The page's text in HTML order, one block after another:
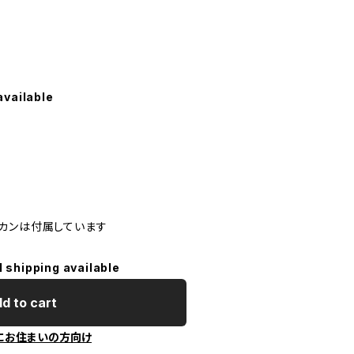
ンは付属しています
shipping available
to cart
お住まいの方向け